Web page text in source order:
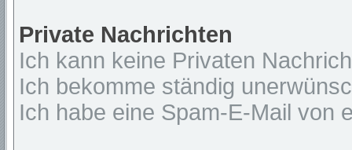
Private Nachrichten
Ich kann keine Privaten
Ich bekomme ständig
Ich habe eine Spam-E-Mail von